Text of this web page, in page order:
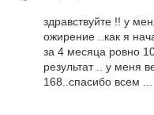
здравствуйте !! у
ожирение ..как я
за 4 месяца ровно
результат .. у меня
168..спасибо всем ...